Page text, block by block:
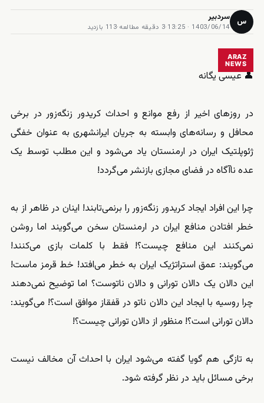
س سردبیر
1403/06/14 · 13:25
·3 دقیقه مطالعه ·113 بازدید
ARAZ
NEWS
👤 عیسی یگانه
در روزهای اخیر از رفع موانع و احداث کریدور زنگه‌زور در برخی
محافل و رسانه‌های وابسته به جریان ایرانشهری به عنوان خفگی
ژئوپلتیک ایران در ارمنستان یاد می‌شود و این مطلب توسط یک
عده ناآگاه در فضای مجازی بازنشر می‌گردد!
چرا این افراد ایجاد کریدور زنگه‌زور را برنمی‌تابند! اینان در ظاهر از به
خطر افتادن منافع ایران در ارمنستان سخن می‌گویند اما روشن
نمی‌کنند این منافع چیست؟! فقط با کلمات بازی می‌کنند!
می‌گویند: عمق استراتژیک ایران به خطر می‌افتد! خط قرمز ماست!
این دالان یک دالان تورانی و دالان ناتوست؟ اما توضیح نمی‌دهند
چرا روسیه با ایجاد این دالان ناتو در قفقاز موافق است؟! می‌گویند:
دالان تورانی است؟! منظور از دالان تورانی چیست؟!
به تازگی هم گویا گفته می‌شود ایران با احداث آن مخالف نیست
برخی مسائل باید در نظر گرفته شود.